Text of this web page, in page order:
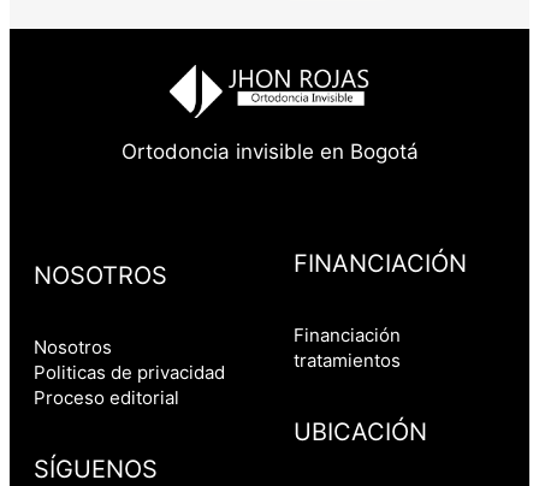
Ortodoncia invisible en Bogotá
NOSOTROS
Nosotros
Politicas de privacidad
Proceso editorial
SÍGUENOS
FINANCIACIÓN
Financiación
tratamientos
UBICACIÓN